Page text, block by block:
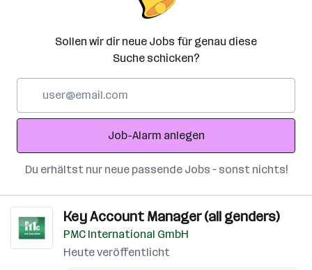
Sollen wir dir neue Jobs für genau diese
Suche schicken?
Adresse
Job-Alarm anlegen
Du erhältst nur neue passende Jobs – sonst nichts!
Key Account Manager (all genders)
PMC International GmbH
Heute veröffentlicht